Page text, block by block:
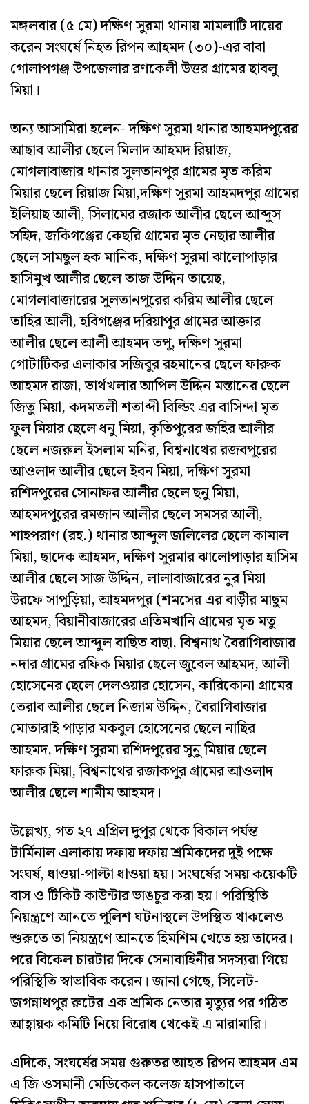
মঙ্গলবার (৫ মে) দক্ষিণ সুরমা থানায় মামলাটি দায়ের
করেন সংঘর্ষে নিহত রিপন আহমদ (৩০)-এর বাবা
গোলাপগঞ্জ উপজেলার রণকেলী উত্তর গ্রামের ছাবলু
মিয়া।
অন্য আসামিরা হলেন- দক্ষিণ সুরমা থানার আহমদপুরের
আছাব আলীর ছেলে মিলাদ আহমদ রিয়াজ,
মোগলাবাজার থানার সুলতানপুর গ্রামের মৃত করিম
মিয়ার ছেলে রিয়াজ মিয়া,দক্ষিণ সুরমা আহমদপুর গ্রামের
ইলিয়াছ আলী, সিলামের রজাক আলীর ছেলে আব্দুস
সহিদ, জকিগঞ্জের কেছরি গ্রামের মৃত নেছার আলীর
ছেলে সামছুল হক মানিক, দক্ষিণ সুরমা ঝালোপাড়ার
হাসিমুখ আলীর ছেলে তাজ উদ্দিন তায়েছ,
মোগলাবাজারের সুলতানপুরের করিম আলীর ছেলে
তাহির আলী, হবিগঞ্জের দরিয়াপুর গ্রামের আক্তার
আলীর ছেলে আলী আহমদ তপু, দক্ষিণ সুরমা
গোটাটিকর এলাকার সজিবুর রহমানের ছেলে ফারুক
আহমদ রাজা, ভার্থখলার আপিল উদ্দিন মস্তানের ছেলে
জিতু মিয়া, কদমতলী শতাব্দী বিল্ডিং এর বাসিন্দা মৃত
ফুল মিয়ার ছেলে ধনু মিয়া, কৃতিপুরের জহির আলীর
ছেলে নজরুল ইসলাম মনির, বিশ্বনাথের রজবপুরের
আওলাদ আলীর ছেলে ইবন মিয়া, দক্ষিণ সুরমা
রশিদপুরের সোনাফর আলীর ছেলে ছনু মিয়া,
আহমদপুরের রমজান আলীর ছেলে সমসর আলী,
শাহপরাণ (রহ.) থানার আব্দুল জলিলের ছেলে কামাল
মিয়া, ছাদেক আহমদ, দক্ষিণ সুরমার ঝালোপাড়ার হাসিম
আলীর ছেলে সাজ উদ্দিন, লালাবাজারের নুর মিয়া
উরফে সাপুড়িয়া, আহমদপুর (শমসের এর বাড়ীর মাছুম
আহমদ, বিয়ানীবাজারের এতিমখানি গ্রামের মৃত মতু
মিয়ার ছেলে আব্দুল বাছিত বাছা, বিশ্বনাথ বৈরাগিবাজার
নদার গ্রামের রফিক মিয়ার ছেলে জুবেল আহমদ, আলী
হোসেনের ছেলে দেলওয়ার হোসেন, কারিকোনা গ্রামের
তেরাব আলীর ছেলে নিজাম উদ্দিন, বৈরাগিবাজার
মোতারাই পাড়ার মকবুল হোসেনের ছেলে নাছির
আহমদ, দক্ষিণ সুরমা রশিদপুরের সুনু মিয়ার ছেলে
ফারুক মিয়া, বিশ্বনাথের রজাকপুর গ্রামের আওলাদ
আলীর ছেলে শামীম আহমদ।
উল্লেখ্য, গত ২৭ এপ্রিল দুপুর থেকে বিকাল পর্যন্ত
টার্মিনাল এলাকায় দফায় দফায় শ্রমিকদের দুই পক্ষে
সংঘর্ষ, ধাওয়া-পাল্টা ধাওয়া হয়। সংঘর্ষের সময় কয়েকটি
বাস ও টিকিট কাউন্টার ভাঙচুর করা হয়। পরিস্থিতি
নিয়ন্ত্রণে আনতে পুলিশ ঘটনাস্থলে উপস্থিত থাকলেও
শুরুতে তা নিয়ন্ত্রণে আনতে হিমশিম খেতে হয় তাদের।
পরে বিকেল চারটার দিকে সেনাবাহিনীর সদস্যরা গিয়ে
পরিস্থিতি স্বাভাবিক করেন। জানা গেছে, সিলেট-
জগন্নাথপুর রুটের এক শ্রমিক নেতার মৃত্যুর পর গঠিত
আহ্বায়ক কমিটি নিয়ে বিরোধ থেকেই এ মারামারি।
এদিকে, সংঘর্ষের সময় গুরুতর আহত রিপন আহমদ এম
এ জি ওসমানী মেডিকেল কলেজ হাসপাতালে